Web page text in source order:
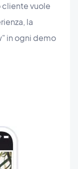
vuole
la
in ogni demo